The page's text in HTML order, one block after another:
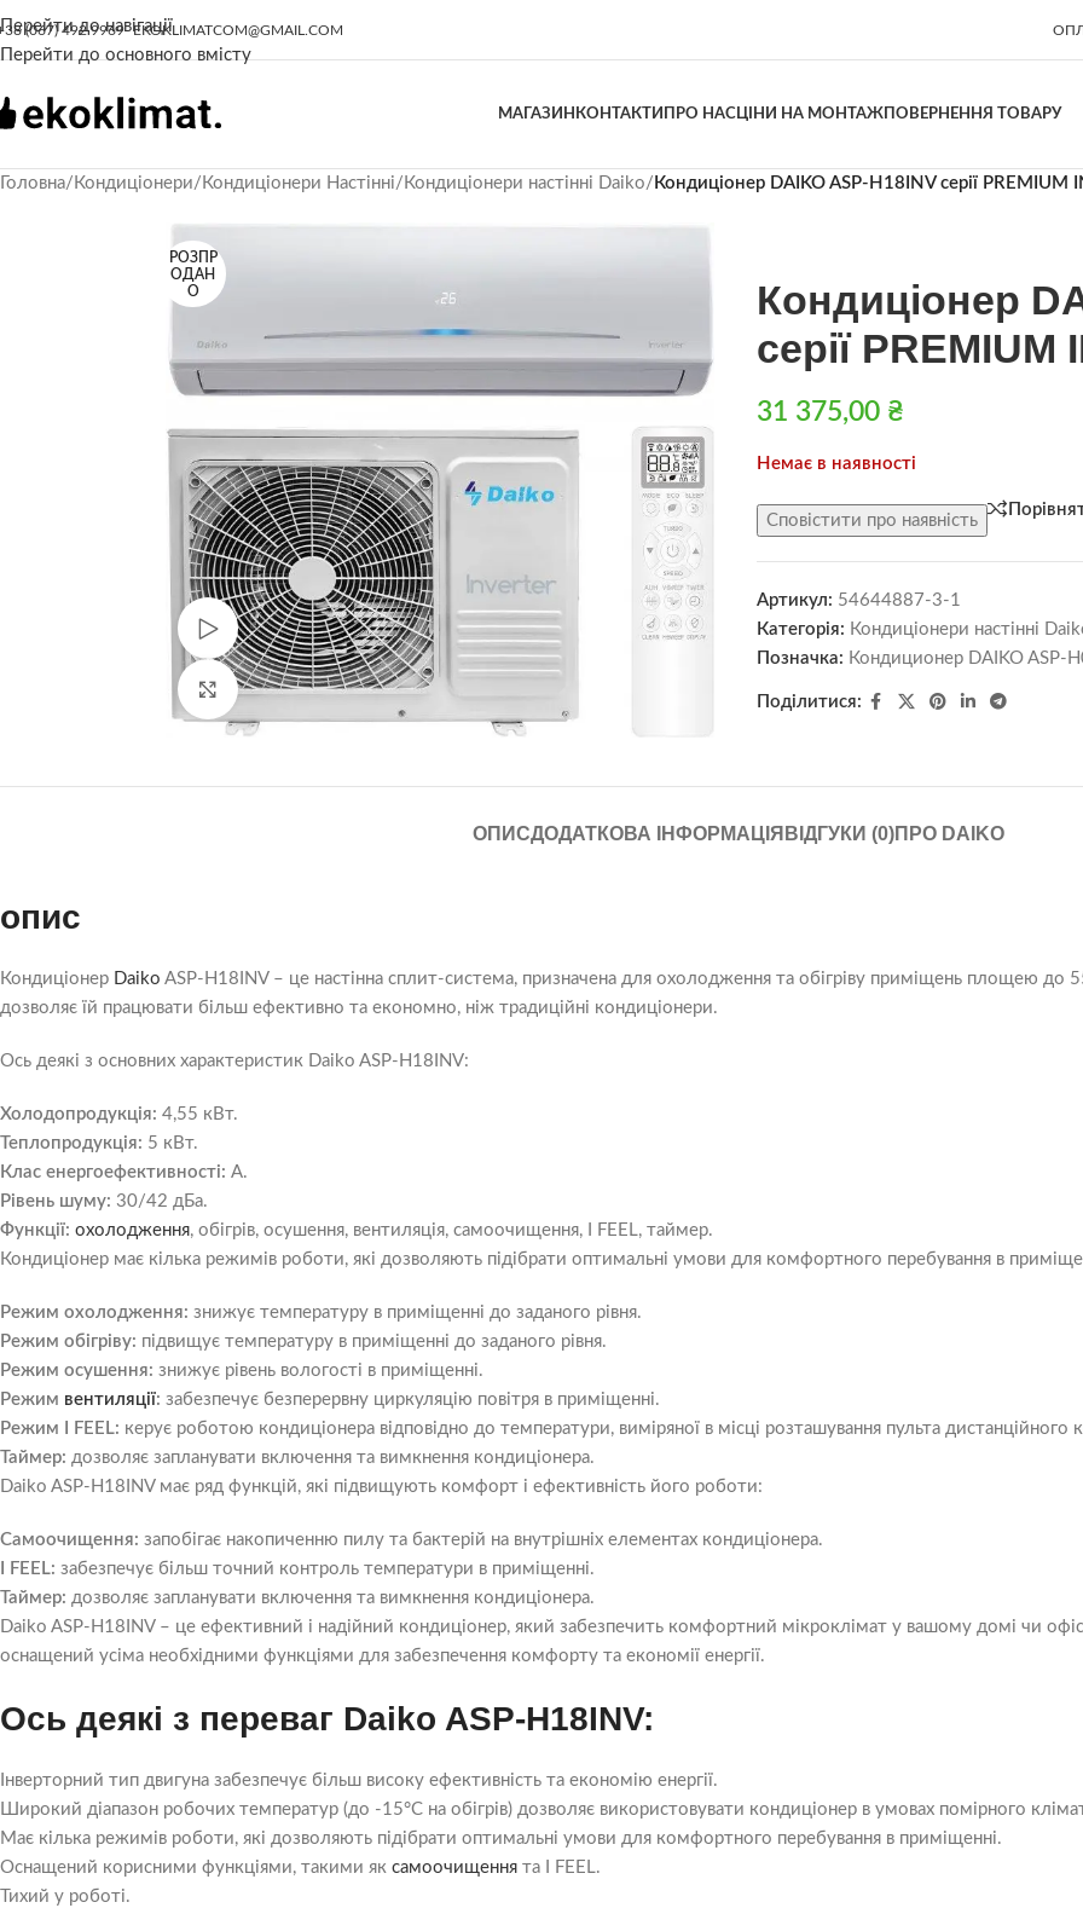
Перейти до навігації
Перейти до основного вмісту
(067) 492 9969 EKOKLIMATCOM@GMAIL.COM
МАГАЗИН КОНТАКТИ ПРО НАСЦІНИ НА МОНТАЖПОВЕРНЕННЯ ТОВАРУ
Головна/ Кондиціонери/ Кондиціонери Настінні/ Кондиціонери настінні Daiko/ Кондиціонер DAIKO ASP-H18INV серії PREMIUM
РОЗПР
ОДАН
О
Дивитися відео
Натисніть, щоб збільшити
Кондиціонер
серії PREMIUM
31 375,00 ₴
Немає в наявності
Сповістити про наявність
Артикул: 54644887-3-1
Категорія: Кондиціонери настінні
Позначка: Кондиционер DAIKO ASP-
Поділитися:
ОПИСДОДАТКОВА ІНФОРМАЦІЯ ВІДГУКИ (0)ПРО DAIKO
опис
Кондиціонер Daiko ASP-H18INV – це настінна сплит-система, призначена для охолодження та обігріву приміщень площею до
дозволяє їй працювати більш ефективно та економно, ніж традиційні кондиціонери.
Ось деякі з основних характеристик Daiko ASP-H18INV:
Холодопродукція: 4,55 кВт.
Теплопродукція: 5 кВт.
Клас енергоефективності: А.
Рівень шуму: 30/42 дБа.
Функції: охолодження, обігрів, осушення, вентиляція, самоочищення, I FEEL, таймер.
Кондиціонер має кілька режимів роботи, які дозволяють підібрати оптимальні умови для комфортного перебування в
Режим охолодження: знижує температуру в приміщенні до заданого рівня.
Режим обігріву: підвищує температуру в приміщенні до заданого рівня.
Режим осушення: знижує рівень вологості в приміщенні.
Режим вентиляції: забезпечує безперервну циркуляцію повітря в приміщенні.
Режим I FEEL: керує роботою кондиціонера відповідно до температури, виміряної в місці розташування пульта дистанційного
Таймер: дозволяє запланувати включення та вимкнення кондиціонера.
Daiko ASP-H18INV має ряд функцій, які підвищують комфорт і ефективність його роботи:
Самоочищення: запобігає накопиченню пилу та бактерій на внутрішніх елементах кондиціонера.
I FEEL: забезпечує більш точний контроль температури в приміщенні.
Таймер: дозволяє запланувати включення та вимкнення кондиціонера.
Daiko ASP-H18INV – це ефективний і надійний кондиціонер, який забезпечить комфортний мікроклімат у вашому домі чи
оснащений усіма необхідними функціями для забезпечення комфорту та економії енергії.
Ось деякі з переваг Daiko ASP-H18INV:
Інверторний тип двигуна забезпечує більш високу ефективність та економію енергії.
Широкий діапазон робочих температур (до -15°C на обігрів) дозволяє використовувати кондиціонер в умовах помірного
Має кілька режимів роботи, які дозволяють підібрати оптимальні умови для комфортного перебування в приміщенні.
Оснащений корисними функціями, такими як самоочищення та I FEEL.
Тихий у роботі.